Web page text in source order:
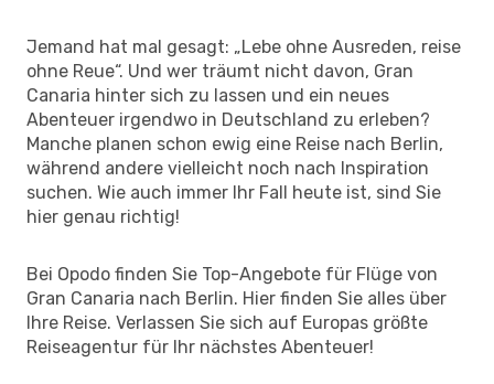
Jemand hat mal gesagt: „Lebe ohne Ausreden, reise
ohne Reue“. Und wer träumt nicht davon, Gran
Canaria hinter sich zu lassen und ein neues
Abenteuer irgendwo in Deutschland zu erleben?
Manche planen schon ewig eine Reise nach Berlin,
während andere vielleicht noch nach Inspiration
suchen. Wie auch immer Ihr Fall heute ist, sind Sie
hier genau richtig!
Bei Opodo finden Sie Top-Angebote für Flüge von
Gran Canaria nach Berlin. Hier finden Sie alles über
Ihre Reise. Verlassen Sie sich auf Europas größte
Reiseagentur für Ihr nächstes Abenteuer!